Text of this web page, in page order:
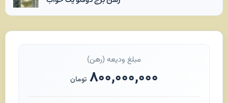
مبلغ ودیعه (رهن)
۸۰۰,۰۰۰,۰۰۰ تومان